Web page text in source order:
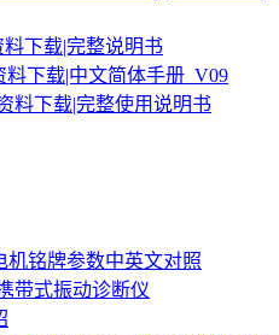
下载|完整说明书
下载|中文简体手册_V09
料下载|完整使用说明书
机铭牌参数中英文对照
带式振动诊断仪